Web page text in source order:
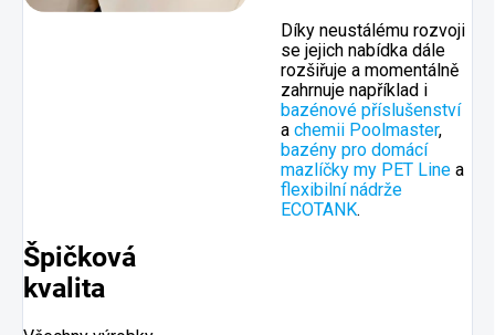
Díky neustálému rozvoji
se jejich nabídka dále
rozšiřuje a momentálně
zahrnuje například i
bazénové příslušenství
a chemii Poolmaster,
bazény pro domácí
mazlíčky my PET Line a
flexibilní nádrže
ECOTANK.
Špičková
kvalita